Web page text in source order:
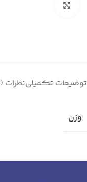
توضیحات تکمیلینظرات (0)
وزن